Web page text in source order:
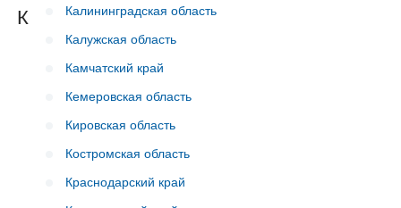
К
Калининградская область
Калужская область
Камчатский край
Кемеровская область
Кировская область
Костромская область
Краснодарский край